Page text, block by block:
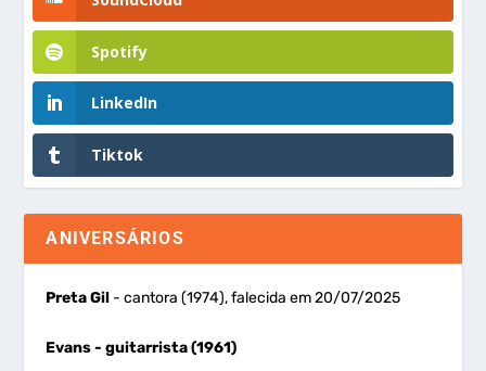
Spotify
LinkedIn
Tiktok
ANIVERSÁRIOS
Preta Gil - cantora (1974), falecida em 20/07/2025
Evans- guitarrista (1961)